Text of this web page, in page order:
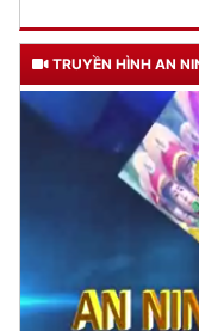
NGƯỜI
TRUYỀN HÌNH AN